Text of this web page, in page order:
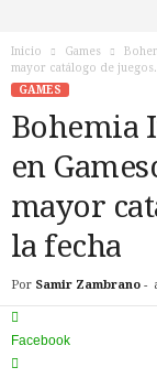
Inicio Games
mayor catálogo de
GAMES
Bohemia
en
mayor
la fecha
Por Samir Zambrano -
Facebook